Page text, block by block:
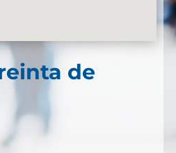
de